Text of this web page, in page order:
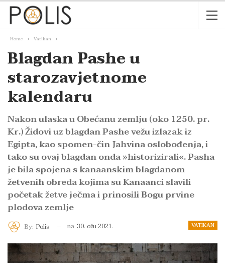
Home Vatikan
Blagdan Pashe u
starozavjetnome
kalendaru
Nakon ulaska u Obećanu zemlju (oko 1250. pr.
Kr.) Židovi uz blagdan Pashe vežu izlazak iz
Egipta, kao spomen-čin Jahvina oslobođenja, i
tako su ovaj blagdan onda »historizirali«. Pasha
je bila spojena s kanaanskim blagdanom
žetvenih obreda kojima su Kanaanci slavili
početak žetve ječma i prinosili Bogu prvine
plodova zemlje
VATIKAN
By: Polis na 30. ožu 2021.